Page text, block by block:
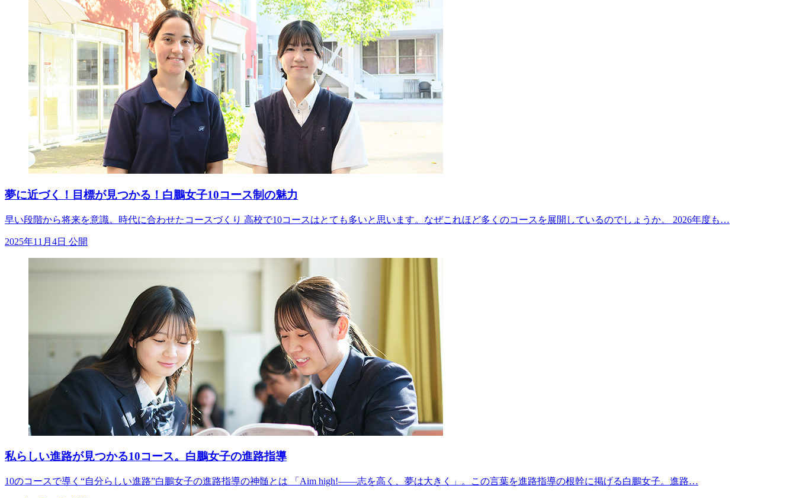
夢に近づく！目標が見つかる！白鵬女子10コース制の魅力
早い段階から将来を意識。時代に合わせたコースづくり 高校で10コースはとても多いと思います。なぜこれほど多くのコースを展開しているのでしょうか。 2026年度も…
2025年11月4日 公開
私らしい進路が見つかる10コース。白鵬女子の進路指導
10のコースで導く“自分らしい進路”白鵬女子の進路指導の神髄とは 「Aim high!——志を高く、夢は大きく」。この言葉を進路指導の根幹に掲げる白鵬女子。進路…